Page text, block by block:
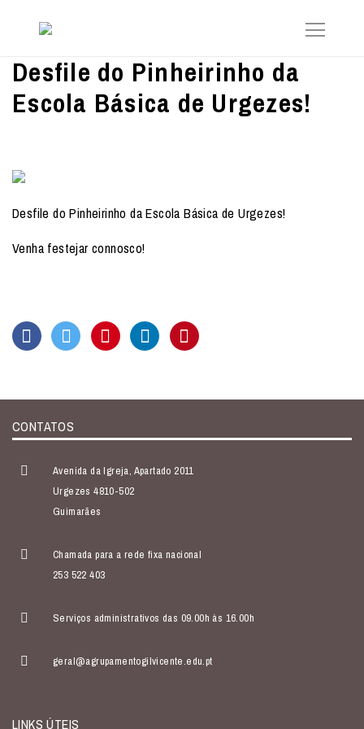
Desfile do Pinheirinho da
Escola Básica de Urgezes!
Desfile do Pinheirinho da Escola Básica de Urgezes!
Venha festejar connosco!
CONTATOS
Avenida da Igreja, Apartado 2011
Urgezes 4810-502
Guimarães
Chamada para a rede fixa nacional
253 522 403
Serviços administrativos das 09.00h às 16.00h
geral@agrupamentogilvicente.edu.pt
LINKS ÚTEIS